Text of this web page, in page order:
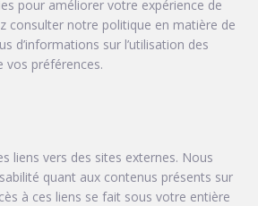
pour améliorer votre expérience de
consulter notre politique en matière de
d’informations sur l’utilisation des
vos préférences.
liens vers des sites externes. Nous
quant aux contenus présents sur
à ces liens se fait sous votre entière